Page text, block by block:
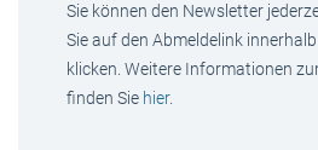
Sie können den Newsletter
Sie auf den Abmeldelink
klicken. Weitere Informationen
finden Sie hier.